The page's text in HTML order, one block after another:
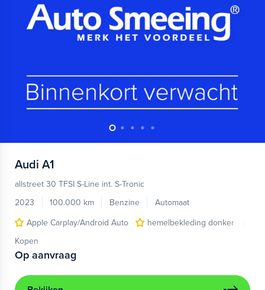
Audi A1
allstreet 30 TFSI S-Line int. S-Tronic
2023
100.000 km Benzine
Automaat
Apple Carplay/Android Auto
hemelbekleding donker
Kopen
Op aanvraag